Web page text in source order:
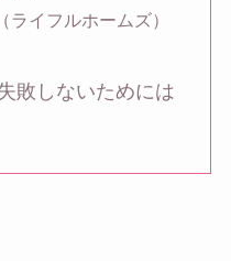
ライフルホームズ）
敗しないためには